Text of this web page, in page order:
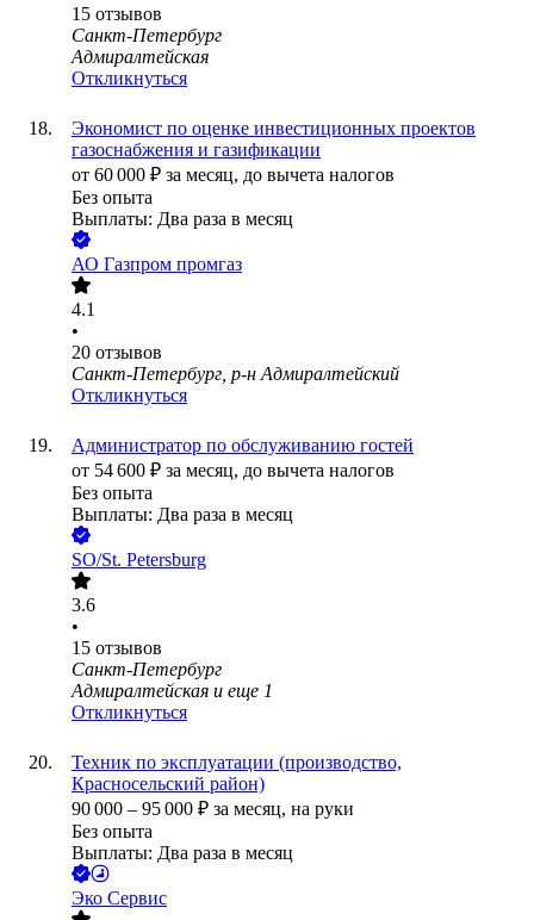
15 отзывов
Санкт-Петербург
Адмиралтейская
Откликнуться
Экономист по оценке инвестиционных проектов
газоснабжения и газификации
от 60 000 ₽ за месяц, до вычета налогов
Без опыта
Выплаты: Два раза в месяц
АО Газпром промгаз
4.1
•
20 отзывов
Санкт-Петербург, р-н Адмиралтейский
Откликнуться
Администратор по обслуживанию гостей
от 54 600 ₽ за месяц, до вычета налогов
Без опыта
Выплаты: Два раза в месяц
SO/St. Petersburg
3.6
•
15 отзывов
Санкт-Петербург
Адмиралтейская и еще 1
Откликнуться
Техник по эксплуатации (производство,
Красносельский район)
90 000 – 95 000 ₽ за месяц, на руки
Без опыта
Выплаты: Два раза в месяц
Эко Сервис